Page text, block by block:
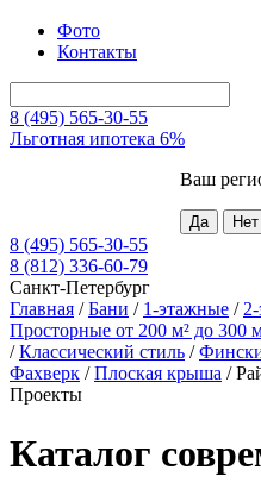
Фото
Контакты
8 (495) 565-30-55
Льготная ипотека 6%
Ваш
8 (495) 565-30-55
8 (812) 336-60-79
Санкт-Петербург
Главная /Бани / 1-этажные /
Просторные от 200 м² до 300
/Классический стиль /
Фахверк /Плоская крыша /
Проекты
Каталог